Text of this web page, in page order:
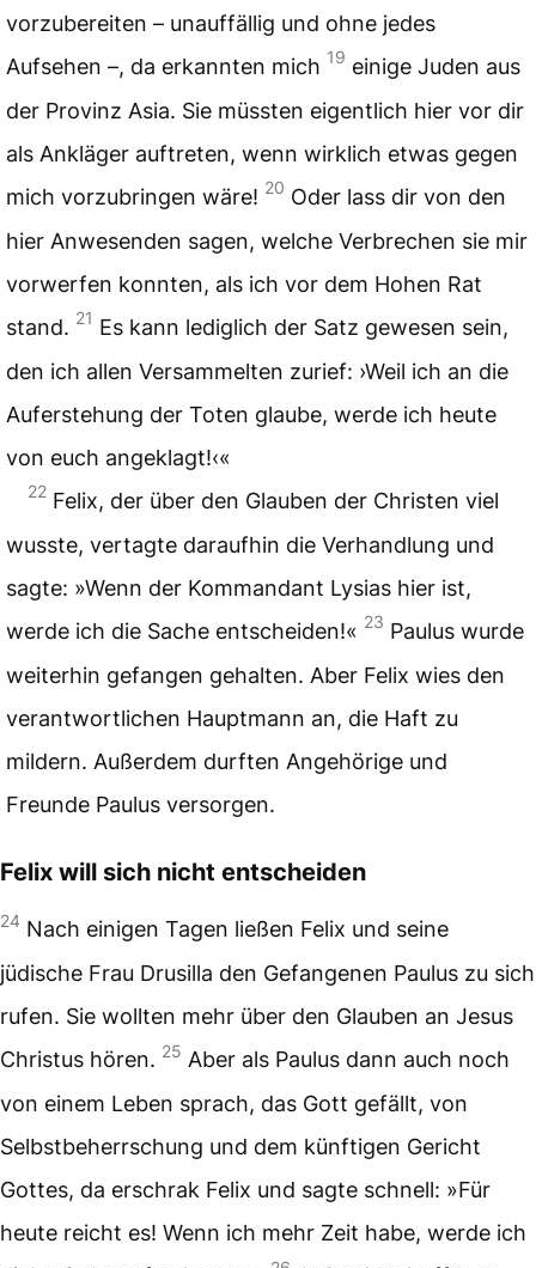
vorzubereiten – unauffällig und ohne jedes
Aufsehen –, da erkannten mich 19 einige Juden aus
der Provinz Asia. Sie müssten eigentlich hier vor dir
als Ankläger auftreten, wenn wirklich etwas gegen
mich vorzubringen wäre! 20 Oder lass dir von den
hier Anwesenden sagen, welche Verbrechen sie mir
vorwerfen konnten, als ich vor dem Hohen Rat
stand. 21 Es kann lediglich der Satz gewesen sein,
den ich allen Versammelten zurief: ›Weil ich an die
Auferstehung der Toten glaube, werde ich heute
von euch angeklagt!‹«
22 Felix, der über den Glauben der Christen viel
wusste, vertagte daraufhin die Verhandlung und
sagte: »Wenn der Kommandant Lysias hier ist,
werde ich die Sache entscheiden!« 23 Paulus wurde
weiterhin gefangen gehalten. Aber Felix wies den
verantwortlichen Hauptmann an, die Haft zu
mildern. Außerdem durften Angehörige und
Freunde Paulus versorgen.
Felix will sich nicht entscheiden
24 Nach einigen Tagen ließen Felix und seine
jüdische Frau Drusilla den Gefangenen Paulus zu sich
rufen. Sie wollten mehr über den Glauben an Jesus
Christus hören. 25 Aber als Paulus dann auch noch
von einem Leben sprach, das Gott gefällt, von
Selbstbeherrschung und dem künftigen Gericht
Gottes, da erschrak Felix und sagte schnell: »Für
heute reicht es! Wenn ich mehr Zeit habe, werde ich